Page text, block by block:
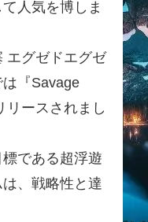
人気を博しま
エグゼドエグゼ
『Savage
リースされまし
である超浮遊
、戦略性と達